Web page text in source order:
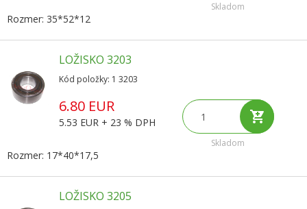
Skladom
Rozmer: 35*52*12
LOŽISKO 3203
Kód položky: 1 3203
6.80 EUR
5.53 EUR + 23 % DPH
Skladom
Rozmer: 17*40*17,5
LOŽISKO 3205